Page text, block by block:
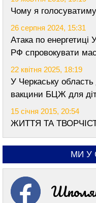
Чому я
26 серпня 2024, 15:31
Атака по
РФ спровокувати
22 квітня 2025, 18:19
У Черкаську
вакцини БЦЖ для
15 січня 2015, 20:54
ЖИТТЯ ТА
МИ У